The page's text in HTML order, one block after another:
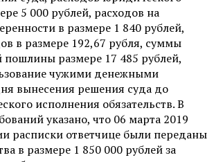
5 000 рублей, расходов на
в размере 1 840 рублей,
в размере 192,67 рубля, суммы
пошлины размере 17 485 рублей,
чужими денежными
вынесения решения суда до
исполнения обязательств. В
указано, что 06 марта 2019
расписки ответчице были переданы
в размере 1 850 000 рублей за